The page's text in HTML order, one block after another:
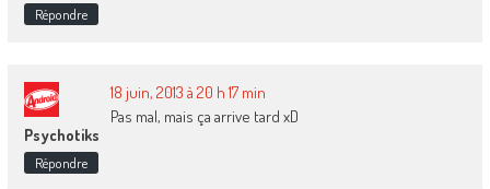
Répondre
Psychotiks
18 juin, 2013 à 20 h 17 min
Pas mal, mais ça arrive tard xD
Répondre